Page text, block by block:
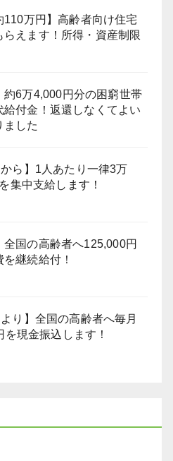
110万円】高齢者向け住宅
らえます！所得・資産制限
約6万4,000円分の困窮世帯
給付金！返還しなくてよい
ました
から】1人あたり一律3万
集中支給します！
全国の高齢者へ125,000円
継続給付！
より】全国の高齢者へ毎月
を現金振込します！